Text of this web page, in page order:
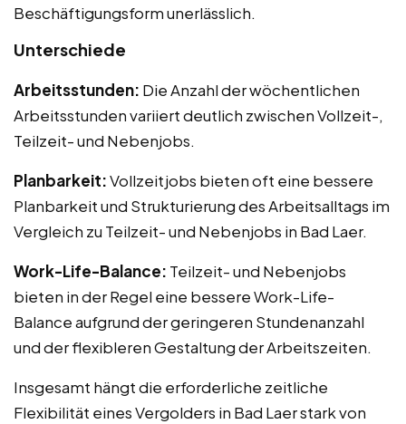
Beschäftigungsform unerlässlich.
Unterschiede
Arbeitsstunden: Die Anzahl der wöchentlichen
Arbeitsstunden variiert deutlich zwischen Vollzeit-,
Teilzeit- und Nebenjobs.
Planbarkeit:Vollzeitjobs bieten oft eine bessere
Planbarkeit und Strukturierung des Arbeitsalltags im
Vergleich zu Teilzeit- und Nebenjobs in Bad Laer.
Work-Life-Balance: Teilzeit- und Nebenjobs
bieten in der Regel eine bessere Work-Life-
Balance aufgrund der geringeren Stundenanzahl
und der flexibleren Gestaltung der Arbeitszeiten.
Insgesamt hängt die erforderliche zeitliche
Flexibilität eines Vergolders in Bad Laer stark von